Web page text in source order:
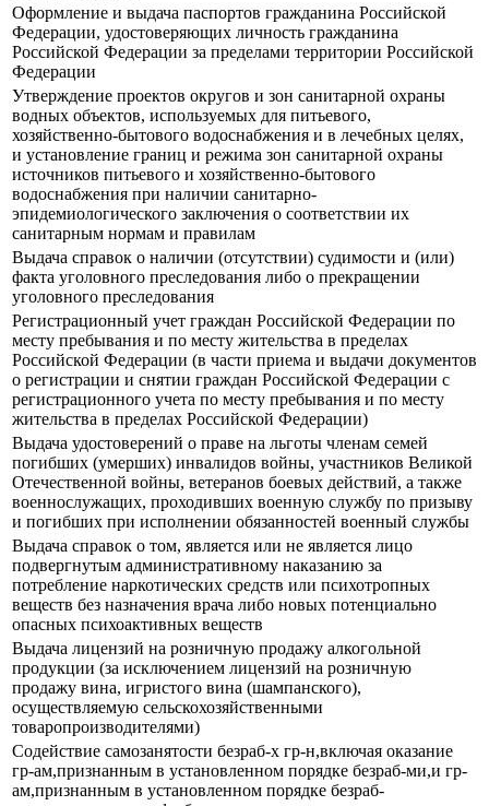
Оформление и выдача паспортов гражданина Российской
Федерации, удостоверяющих личность гражданина
Российской Федерации за пределами территории Российской
Федерации
Утверждение проектов округов и зон санитарной охраны
водных объектов, используемых для питьевого,
хозяйственно-бытового водоснабжения и в лечебных целях,
и установление границ и режима зон санитарной охраны
источников питьевого и хозяйственно-бытового
водоснабжения при наличии санитарно-
эпидемиологического заключения о соответствии их
санитарным нормам и правилам
Выдача справок о наличии (отсутствии) судимости и (или)
факта уголовного преследования либо о прекращении
уголовного преследования
Регистрационный учет граждан Российской Федерации по
месту пребывания и по месту жительства в пределах
Российской Федерации (в части приема и выдачи документов
о регистрации и снятии граждан Российской Федерации с
регистрационного учета по месту пребывания и по месту
жительства в пределах Российской Федерации)
Выдача удостоверений о праве на льготы членам семей
погибших (умерших) инвалидов войны, участников Великой
Отечественной войны, ветеранов боевых действий, а также
военнослужащих, проходивших военную службу по призыву
и погибших при исполнении обязанностей военный службы
Выдача справок о том, является или не является лицо
подвергнутым административному наказанию за
потребление наркотических средств или психотропных
веществ без назначения врача либо новых потенциально
опасных психоактивных веществ
Выдача лицензий на розничную продажу алкогольной
продукции (за исключением лицензий на розничную
продажу вина, игристого вина (шампанского),
осуществляемую сельскохозяйственными
товаропроизводителями)
Содействие самозанятости безраб-х гр-н,включая оказание
гр-ам,признанным в установленном порядке безраб-ми,и гр-
ам,признанным в установленном порядке безраб-